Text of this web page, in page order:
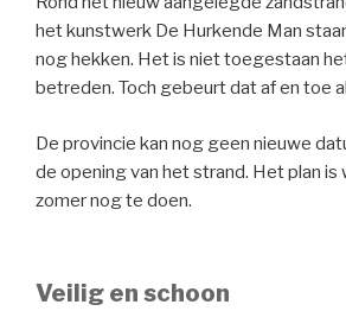
het kunstwerk De Hurkende Man
nog hekken. Het is niet toegestaan
betreden. Toch gebeurt dat af en toe
De provincie kan nog geen nieuwe
de opening van het strand. Het plan is
zomer nog te doen.
Veilig en schoon